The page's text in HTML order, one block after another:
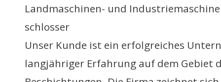
Landmaschinen- und
schlosser
Unser Kunde ist ein erfolgreiches
langjähriger Erfahrung auf dem Gebiet